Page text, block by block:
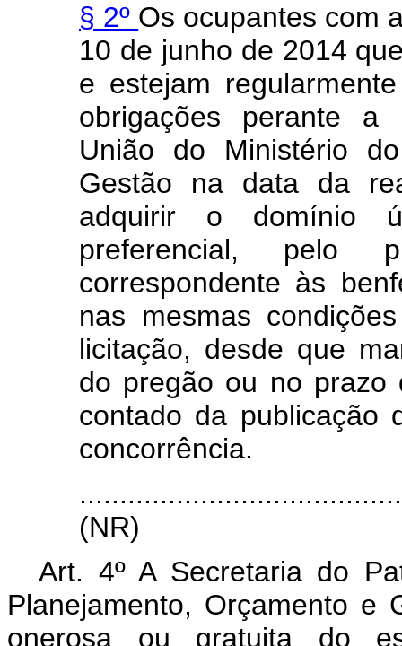
§ 2º Os ocupantes com
10 de junho de 2014
e estejam
obrigações perante a
União do Ministério
Gestão na data da
adquirir o domínio
preferencial, pelo
correspondente às
nas mesmas
licitação, desde que
do pregão ou no prazo
contado da publicação
concorrência.
(NR)
Art. 4º A Secretaria do
Planejamento, Orçamento e
onerosa ou gratuita do